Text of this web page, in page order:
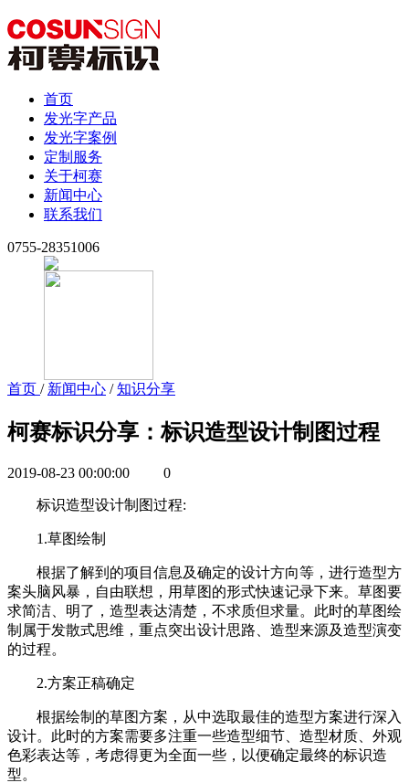
首页
发光字产品
发光字案例
定制服务
关于柯赛
新闻中心
联系我们
0755-28351006
首页 / 新闻中心 /知识分享
柯赛标识分享：标识造型设计制图过程
2019-08-23 00:00:00 0
标识造型设计制图过程:
1.草图绘制
根据了解到的项目信息及确定的设计方向等，进行造型方
案头脑风暴，自由联想，用草图的形式快速记录下来。草图要
求简洁、明了，造型表达清楚，不求质但求量。此时的草图绘
制属于发散式思维，重点突出设计思路、造型来源及造型演变
的过程。
2.方案正稿确定
根据绘制的草图方案，从中选取最佳的造型方案进行深入
设计。此时的方案需要多注重一些造型细节、造型材质、外观
色彩表达等，考虑得更为全面一些，以便确定最终的标识造
型。